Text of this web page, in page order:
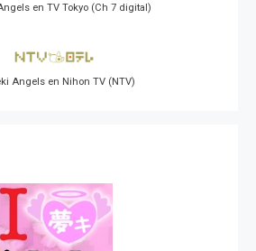
en TV Tokyo (Ch 7 digital)
Angels en Nihon TV (NTV)